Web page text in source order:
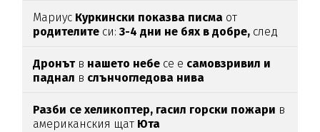
Мариус Куркински показва писма от
родителите си:3-4 дни не бях в добре, след
Дронътв нашето небе се е самовзривил и
паднал в слънчогледова нива
Разби се хеликоптер, гасил горски пожари в
американския щат Юта